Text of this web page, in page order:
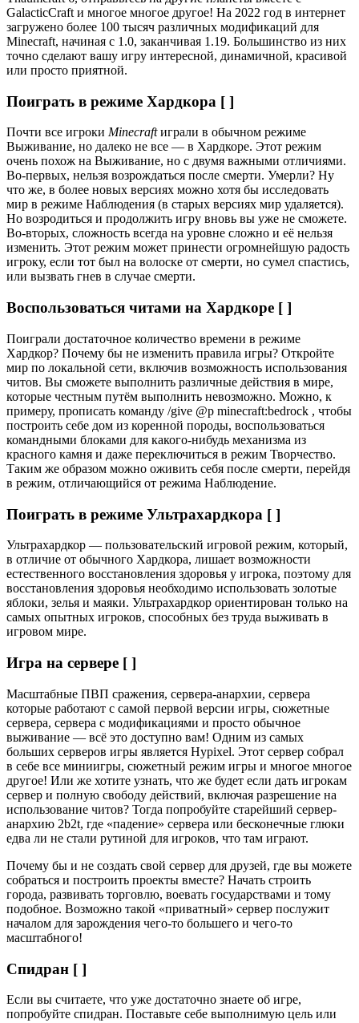
GalacticCraft и многое многое другое! На 2022 год в интернет
загружено более 100 тысяч различных модификаций для
Minecraft, начиная с 1.0, заканчивая 1.19. Большинство из них
точно сделают вашу игру интересной, динамичной, красивой
или просто приятной.
Поиграть в режиме Хардкора [ ]
Почти все игроки Minecraftиграли в обычном режиме
Выживание, но далеко не все — в Хардкоре. Этот режим
очень похож на Выживание, но с двумя важными отличиями.
Во-первых, нельзя возрождаться после смерти. Умерли? Ну
что же, в более новых версиях можно хотя бы исследовать
мир в режиме Наблюдения (в старых версиях мир удаляется).
Но возродиться и продолжить игру вновь вы уже не сможете.
Во-вторых, сложность всегда на уровне сложно и её нельзя
изменить. Этот режим может принести огромнейшую радость
игроку, если тот был на волоске от смерти, но сумел спастись,
или вызвать гнев в случае смерти.
Воспользоваться читами на Хардкоре [ ]
Поиграли достаточное количество времени в режиме
Хардкор? Почему бы не изменить правила игры? Откройте
мир по локальной сети, включив возможность использования
читов. Вы сможете выполнить различные действия в мире,
которые честным путём выполнить невозможно. Можно, к
примеру, прописать команду /give @p minecraft:bedrock , чтобы
построить себе дом из коренной породы, воспользоваться
командными блоками для какого-нибудь механизма из
красного камня и даже переключиться в режим Творчество.
Таким же образом можно оживить себя после смерти, перейдя
в режим, отличающийся от режима Наблюдение.
Поиграть в режиме Ультрахардкора [ ]
Ультрахардкор — пользовательский игровой режим, который,
в отличие от обычного Хардкора, лишает возможности
естественного восстановления здоровья у игрока, поэтому для
восстановления здоровья необходимо использовать золотые
яблоки, зелья и маяки. Ультрахардкор ориентирован только на
самых опытных игроков, способных без труда выживать в
игровом мире.
Игра на сервере [ ]
Масштабные ПВП сражения, сервера-анархии, сервера
которые работают с самой первой версии игры, сюжетные
сервера, сервера с модификациями и просто обычное
выживание — всё это доступно вам! Одним из самых
больших серверов игры является Hypixel. Этот сервер собрал
в себе все миниигры, сюжетный режим игры и многое многое
другое! Или же хотите узнать, что же будет если дать игрокам
сервер и полную свободу действий, включая разрешение на
использование читов? Тогда попробуйте старейший сервер-
анархию 2b2t, где «падение» сервера или бесконечные глюки
едва ли не стали рутиной для игроков, что там играют.
Почему бы и не создать свой сервер для друзей, где вы можете
собраться и построить проекты вместе? Начать строить
города, развивать торговлю, воевать государствами и тому
подобное. Возможно такой «приватный» сервер послужит
началом для зарождения чего-то большего и чего-то
масштабного!
Спидран [ ]
Если вы считаете, что уже достаточно знаете об игре,
попробуйте спидран. Поставьте себе выполнимую цель или